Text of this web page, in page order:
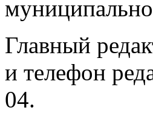
Главный
и телефон
04.